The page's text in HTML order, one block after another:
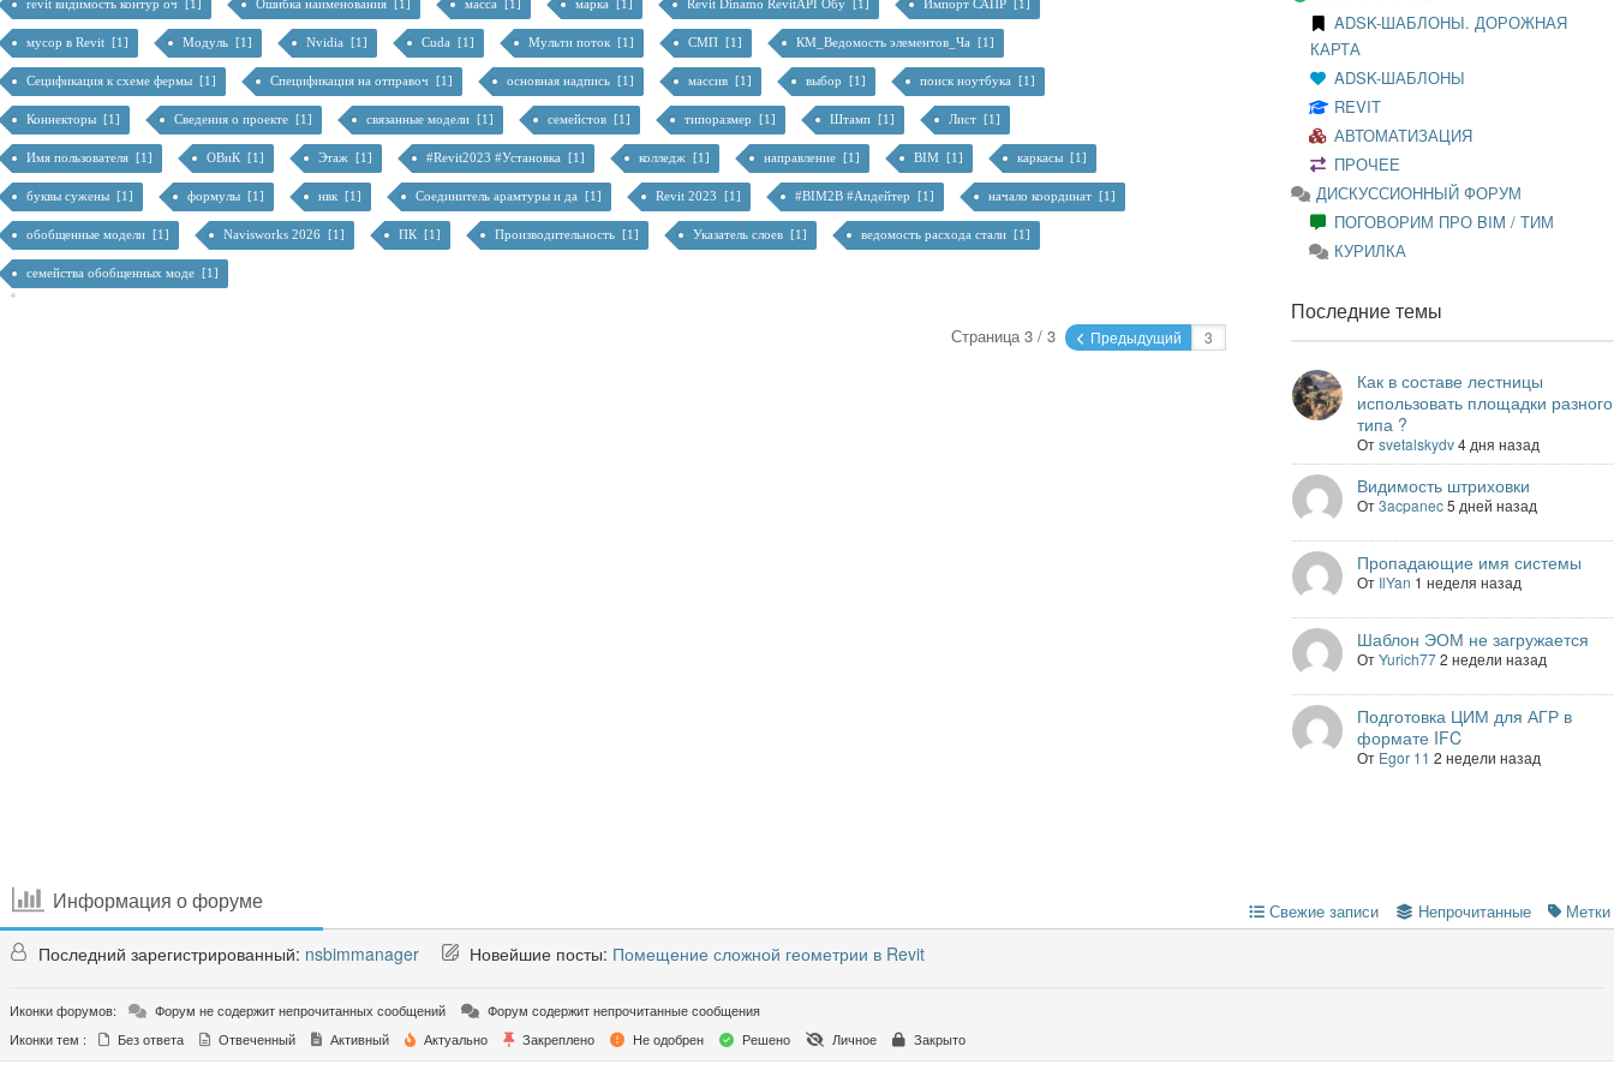
revit видимость контур оч [1] Ошибка наименования [1] масса [1] марка [1] Revit Dinamo RevitAPI Обу [1] Импорт САПР [1]
мусор в Revit [1] Модуль [1] Nvidia [1] Cuda [1] Мульти поток [1] СМП [1] КМ_Ведомость элементов_Ча [1]
Сецификация к схеме фермы [1] Спецификация на отправоч [1] основная надпись [1] массив [1] выбор [1] поиск ноутбука [1]
Коннекторы [1] Сведения о проекте [1] связанные модели [1] семейстов [1] типоразмер [1] Штамп [1] Лист [1]
Имя пользователя [1] ОВиК [1] Этаж [1] #Revit2023 #Установка [1] колледж [1] направление [1] BIM [1] каркасы [1]
буквы сужены [1] формулы [1] нвк [1] Соединитель арамтуры и да [1] Revit 2023 [1] #BIM2B #Апдейтер [1] начало координат [1]
обобщенные модели [1] Navisworks 2026 [1] ПК [1] Производительность [1] Указатель слоев [1] ведомость расхода стали [1]
семейства обобщенных моде [1]
Страница 3 / 3 Предыдущий
ADSK-ШАБЛОНЫ. ДОРОЖНАЯ
КАРТА
ADSK-ШАБЛОНЫ
REVIT
АВТОМАТИЗАЦИЯ
ПРОЧЕЕ
ДИСКУССИОННЫЙ ФОРУМ
ПОГОВОРИМ ПРО BIM / ТИМ
КУРИЛКА
Последние темы
Как в составе лестницы
использовать площадки разного
типа ?
Отsvetalskydv 4 дня назад
Видимость штриховки
От3acpanec 5 дней назад
Пропадающие имя системы
От IlYan 1 неделя назад
Шаблон ЭОМ не загружается
ОтYurich77 2 недели назад
Подготовка ЦИМ для АГР в
формате IFC
От Egor 11 2 недели назад
Информация о форуме Свежие записи Непрочитанные Метки
Последний зарегистрированный: nsbimmanager Новейшие посты: Помещение сложной геометрии в Revit
Иконки форумов: Форум не содержит непрочитанных сообщений
Форум содержит непрочитанные сообщения
Иконки тем :
Без ответа Отвеченный Активный Актуально Закреплено Не одобрен Решено Личное Закрыто